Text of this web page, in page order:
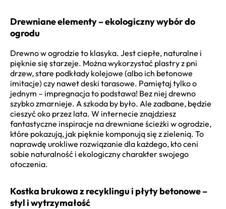
Drewniane elementy – ekologiczny wybór do
ogrodu
Drewno w ogrodzie to klasyka. Jest ciepłe, naturalne i
pięknie się starzeje. Można wykorzystać plastry z pni
drzew, stare podkłady kolejowe (albo ich betonowe
imitacje) czy nawet deski tarasowe. Pamiętaj tylko o
jednym – impregnacja to podstawa! Bez niej drewno
szybko zmarnieje. A szkoda by było. Ale zadbane, będzie
cieszyć oko przez lata. W internecie znajdziesz
fantastyczne inspiracje na drewniane ścieżki w ogrodzie,
które pokazują, jak pięknie komponują się z zielenią. To
naprawdę urokliwe rozwiązanie dla każdego, kto ceni
sobie naturalność i ekologiczny charakter swojego
otoczenia.
Kostka brukowa z recyklingu i płyty betonowe –
styl i wytrzymałość